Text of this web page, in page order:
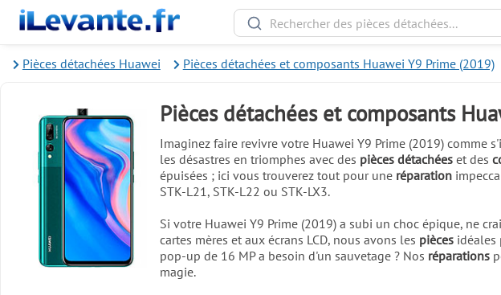
Pièces détachées Huawei Pièces détachées et composants Huawei Y9 Prime (2019)
Pièces détachées et composants
Imaginez faire revivre votre Huawei Y9 Prime (2019)
les désastres en triomphes avec des pièces détachées et des
épuisées ; ici vous trouverez tout pour une réparation
STK-L21, STK-L22 ou STK-LX3.
Si votre Huawei Y9 Prime (2019) a subi un choc épique, ne
cartes mères et aux écrans LCD, nous avons les pièces idéales
pop-up de 16 MP a besoin d'un sauvetage ? Nos réparations
magie.